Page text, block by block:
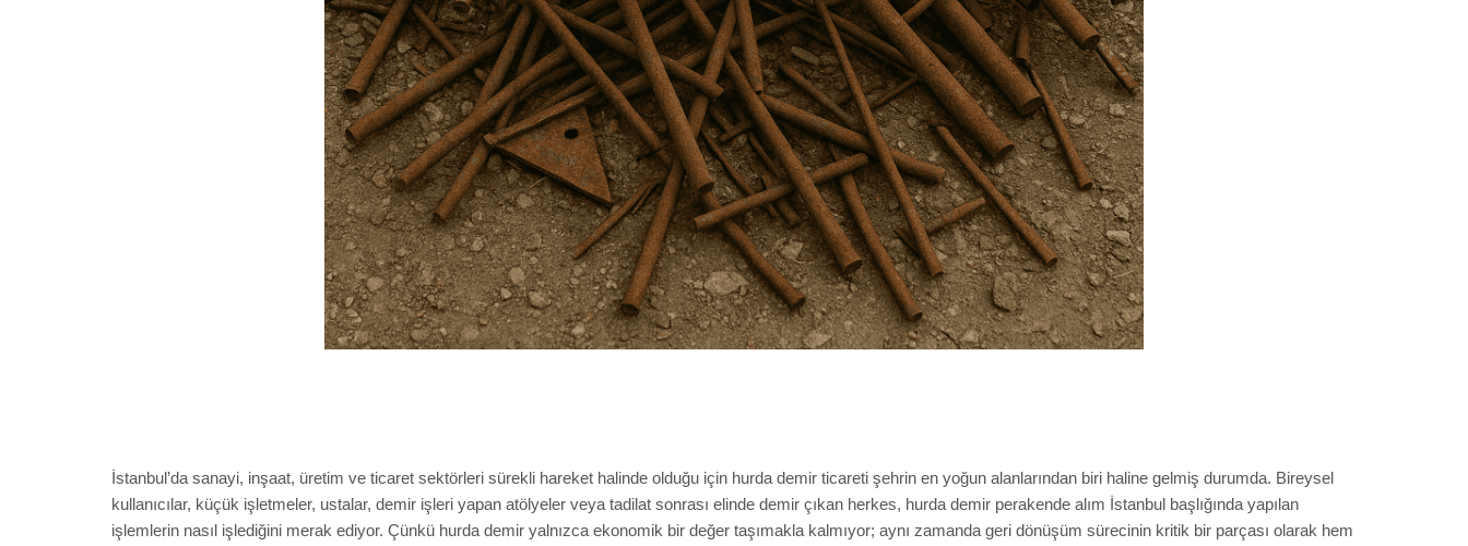
İstanbul’da sanayi, inşaat, üretim ve ticaret sektörleri sürekli hareket halinde olduğu için hurda demir ticareti şehrin en yoğun alanlarından biri haline gelmiş durumda. Bireysel
kullanıcılar, küçük işletmeler, ustalar, demir işleri yapan atölyeler veya tadilat sonrası elinde demir çıkan herkes, hurda demir perakende alım İstanbul başlığında yapılan
işlemlerin nasıl işlediğini merak ediyor. Çünkü hurda demir yalnızca ekonomik bir değer taşımakla kalmıyor; aynı zamanda geri dönüşüm sürecinin kritik bir parçası olarak hem